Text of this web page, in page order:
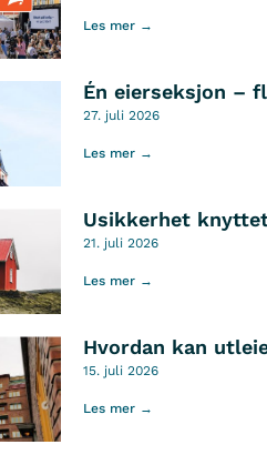
Les mer →
Én eierseksjon –
27. juli 2026
Les mer →
Usikkerhet
21. juli 2026
Les mer →
Hvordan kan
15. juli 2026
Les mer →